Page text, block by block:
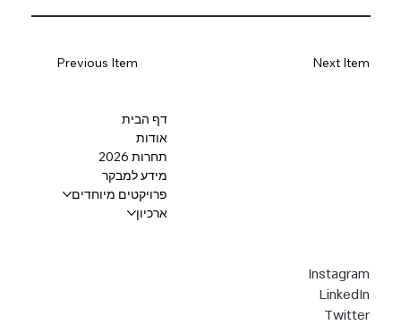
Next Item
Previous Item
Instagram
LinkedIn
Twitter
דף הבית
אודות
תחרות 2026
מידע למבקר
פרויקטים מיוחדים
ארכיון